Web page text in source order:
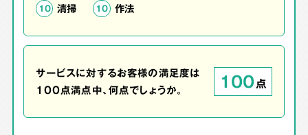
10 清掃 10 作法
サービスに対するお客様の満足度は
100点満点中、何点でしょうか。
100点